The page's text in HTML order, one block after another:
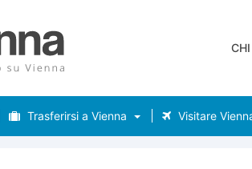
Trasferirsi a Vienna Visitare